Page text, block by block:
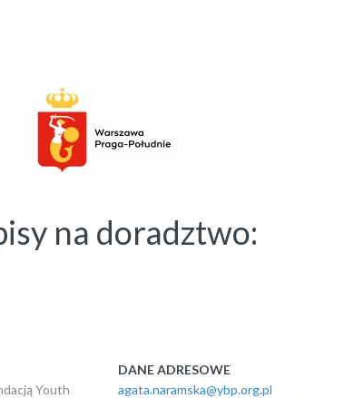
na doradztwo:
Youth
DANE ADRESOWE
agata.naramska@ybp.org.pl